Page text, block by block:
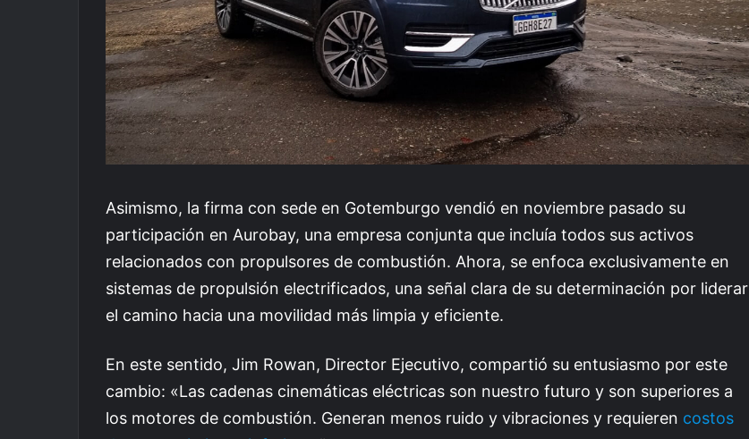
Asimismo, la firma con sede en Gotemburgo vendió en noviembre pasado su
participación en Aurobay, una empresa conjunta que incluía todos sus activos
relacionados con propulsores de combustión. Ahora, se enfoca exclusivamente en
sistemas de propulsión electrificados, una señal clara de su determinación por liderar
el camino hacia una movilidad más limpia y eficiente.
En este sentido, Jim Rowan, Director Ejecutivo, compartió su entusiasmo por este
cambio: «Las cadenas cinemáticas eléctricas son nuestro futuro y son superiores a
los motores de combustión. Generan menos ruido y vibraciones y requieren costos